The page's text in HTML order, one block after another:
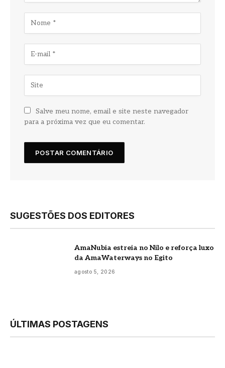
Salve meu nome, email e site neste navegador
para a próxima vez que eu comentar.
SUGESTÕES DOS EDITORES
AmaNubia estreia no Nilo e reforça luxo
da AmaWaterways no Egito
agosto 5, 2026
ÚLTIMAS POSTAGENS